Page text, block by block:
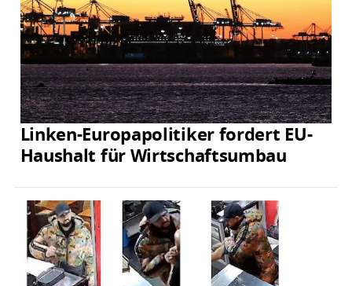
Linken-Europapolitiker fordert EU-
Haushalt für Wirtschaftsumbau